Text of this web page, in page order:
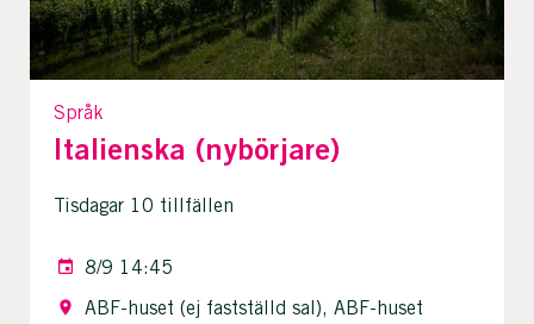
Språk
Italienska (nybörjare)
Tisdagar 10 tillfällen
8/9 14:45
ABF-huset (ej fastställd sal), ABF-huset